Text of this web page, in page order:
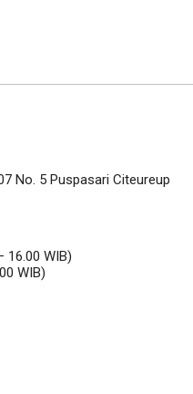
No. 5 Puspasari Citeureup
16.00 WIB)
WIB)